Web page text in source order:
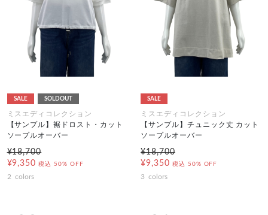
SALE SOLDOUT
ミスエディコレクション
【サンプル】裾ドロスト・カット
ソープルオーバー
¥18,700
¥9,350 税込 50% OFF
2 colors
SALE
ミスエディコレクション
【サンプル】チュニック丈 カット
ソープルオーバー
¥18,700
¥9,350 税込 50% OFF
3 colors